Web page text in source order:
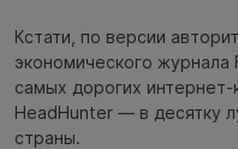
Кстати, по версии
экономического журнала
самых дорогих
HeadHunter — в десятку
страны.